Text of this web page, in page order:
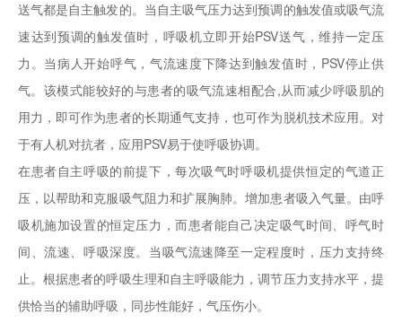
送气都是自主触发的。当自主吸气压力达到预调的触发值或吸气流
速达到预调的触发值时，呼吸机立即开始PSV送气，维持一定压
力。当病人开始呼气，气流速度下降达到触发值时，PSV停止供
气。该模式能较好的与患者的吸气流速相配合,从而减少呼吸肌的
用力，即可作为患者的长期通气支持，也可作为脱机技术应用。对
于有人机对抗者，应用PSV易于使呼吸协调。
在患者自主呼吸的前提下，每次吸气时呼吸机提供恒定的气道正
压，以帮助和克服吸气阻力和扩展胸肺。增加患者吸入气量。由呼
吸机施加设置的恒定压力，而患者能自己决定吸气时间、呼气时
间、流速、呼吸深度。当吸气流速降至一定程度时，压力支持终
止。根据患者的呼吸生理和自主呼吸能力，调节压力支持水平，提
供恰当的辅助呼吸，同步性能好，气压伤小。